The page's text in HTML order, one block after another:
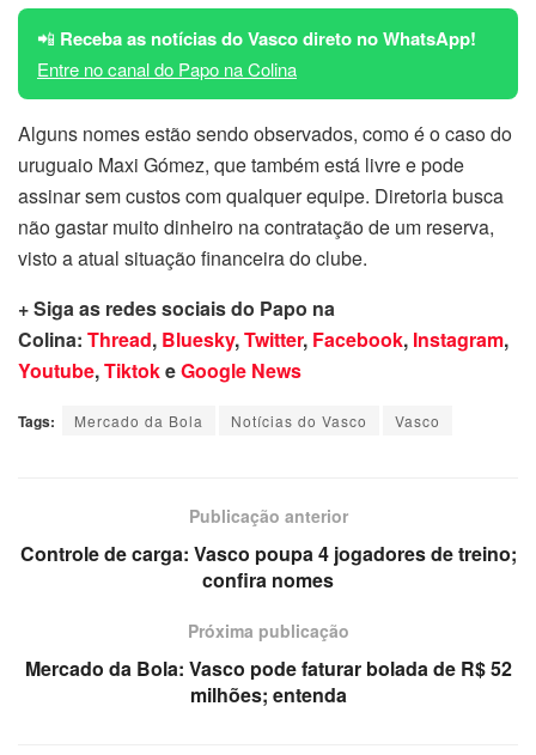
📲 Receba as notícias do Vasco direto no WhatsApp!
Entre no canal do Papo na Colina
Alguns nomes estão sendo observados, como é o caso do
uruguaio Maxi Gómez, que também está livre e pode
assinar sem custos com qualquer equipe. Diretoria busca
não gastar muito dinheiro na contratação de um reserva,
visto a atual situação financeira do clube.
+ Siga as redes sociais do Papo na
Colina: Thread, Bluesky,Twitter, Facebook, Instagram,
Youtube,TiktokeGoogle News
Tags: Mercado da Bola Notícias do Vasco Vasco
Publicação anterior
Controle de carga: Vasco poupa 4 jogadores de treino;
confira nomes
Próxima publicação
Mercado da Bola: Vasco pode faturar bolada de R$ 52
milhões; entenda